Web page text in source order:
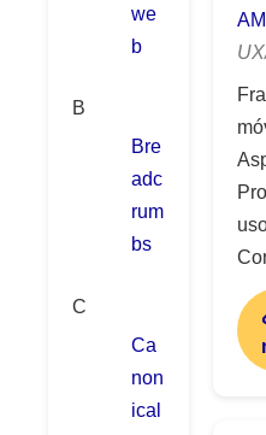
we
b
B
Bre
adc
rum
bs
C
Ca
non
ical